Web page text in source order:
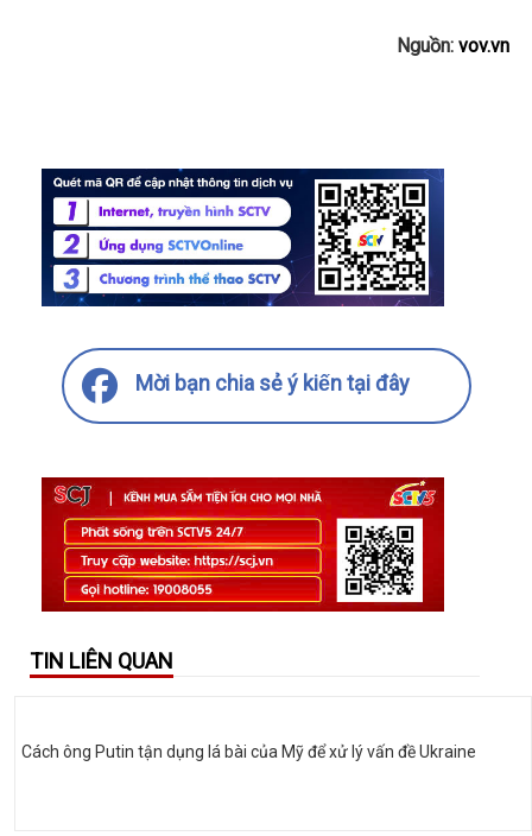
Nguồn: vov.vn
Mời bạn chia sẻ ý kiến tại đây
TIN LIÊN QUAN
Cách ông Putin tận dụng lá bài của Mỹ để xử lý vấn đề Ukraine